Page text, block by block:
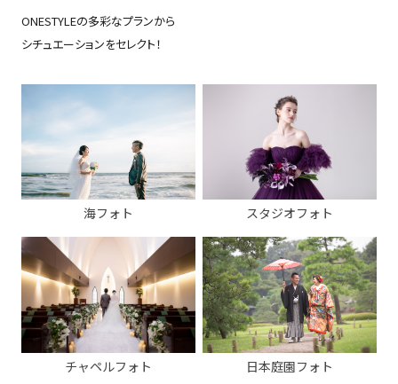
ONESTYLEの多彩なプランから
シチュエーションをセレクト！
海フォト スタジオフォト
チャペルフォト 日本庭園フォト